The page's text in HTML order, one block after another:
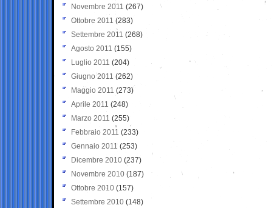
Novembre 2011 (267)
Ottobre 2011 (283)
Settembre 2011 (268)
Agosto 2011 (155)
Luglio 2011 (204)
Giugno 2011 (262)
Maggio 2011 (273)
Aprile 2011 (248)
Marzo 2011 (255)
Febbraio 2011 (233)
Gennaio 2011 (253)
Dicembre 2010 (237)
Novembre 2010 (187)
Ottobre 2010 (157)
Settembre 2010 (148)